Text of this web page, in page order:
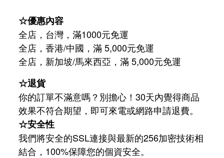
☆優惠內容
全店，台灣，滿1000元免運
全店，香港/中國，滿 5,000元免運
全店，新加坡/馬來西亞，滿 5,000元免運
☆退貨
你的訂單不滿意嗎？別擔心！30天內覺得商品
效果不符合期望，即可來電或網路申請退費。
☆安全性
我們將安全的SSL連接與最新的256加密技術相
結合，100%保障您的個資安全。